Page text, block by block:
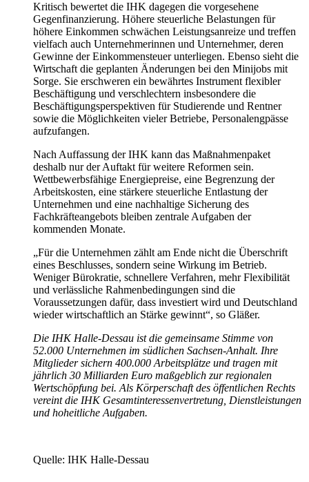
Kritisch bewertet die IHK dagegen die vorgesehene
Gegenfinanzierung. Höhere steuerliche Belastungen für
höhere Einkommen schwächen Leistungsanreize und treffen
vielfach auch Unternehmerinnen und Unternehmer, deren
Gewinne der Einkommensteuer unterliegen. Ebenso sieht die
Wirtschaft die geplanten Änderungen bei den Minijobs mit
Sorge. Sie erschweren ein bewährtes Instrument flexibler
Beschäftigung und verschlechtern insbesondere die
Beschäftigungsperspektiven für Studierende und Rentner
sowie die Möglichkeiten vieler Betriebe, Personalengpässe
aufzufangen.
Nach Auffassung der IHK kann das Maßnahmenpaket
deshalb nur der Auftakt für weitere Reformen sein.
Wettbewerbsfähige Energiepreise, eine Begrenzung der
Arbeitskosten, eine stärkere steuerliche Entlastung der
Unternehmen und eine nachhaltige Sicherung des
Fachkräfteangebots bleiben zentrale Aufgaben der
kommenden Monate.
„Für die Unternehmen zählt am Ende nicht die Überschrift
eines Beschlusses, sondern seine Wirkung im Betrieb.
Weniger Bürokratie, schnellere Verfahren, mehr Flexibilität
und verlässliche Rahmenbedingungen sind die
Voraussetzungen dafür, dass investiert wird und Deutschland
wieder wirtschaftlich an Stärke gewinnt“, so Gläßer.
Die IHK Halle-Dessau ist die gemeinsame Stimme von
52.000 Unternehmen im südlichen Sachsen-Anhalt. Ihre
Mitglieder sichern 400.000 Arbeitsplätze und tragen mit
jährlich 30 Milliarden Euro maßgeblich zur regionalen
Wertschöpfung bei. Als Körperschaft des öffentlichen Rechts
vereint die IHK Gesamtinteressenvertretung, Dienstleistungen
und hoheitliche Aufgaben.
Quelle: IHK Halle-Dessau